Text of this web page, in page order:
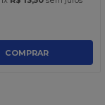
COMPRAR